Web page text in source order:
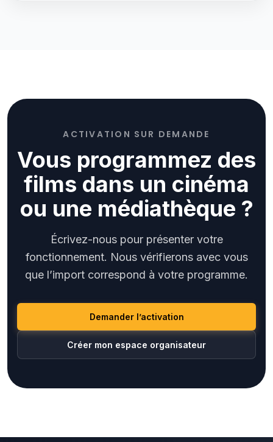
ACTIVATION SUR DEMANDE
Vous programmez des
films dans un cinéma
ou une médiathèque ?
Écrivez-nous pour présenter votre
fonctionnement. Nous vérifierons avec vous
que l’import correspond à votre programme.
Demander l’activation
Créer mon espace organisateur